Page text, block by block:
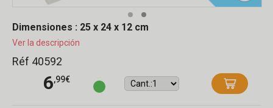
Dimensiones : 25 x 24 x 12 cm
Ver la descripción
Réf 40592
6,99€